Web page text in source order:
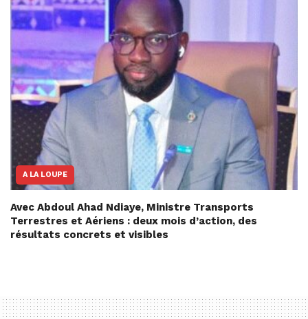
A LA LOUPE
Avec Abdoul Ahad Ndiaye, Ministre Transports
Terrestres et Aériens : deux mois d’action, des
résultats concrets et visibles